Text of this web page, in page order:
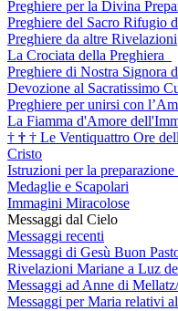
Preghiere per la Divina
Preghiere del Sacro Rifugio
Preghiere da altre Rivelazioni
La Crociata della Preghiera
Preghiere di Nostra Signora
Devozione al Sacratissimo
Preghiere per unirsi con
La Fiamma d'Amore
† † † Le Ventiquattro Ore
Cristo
Istruzioni per la
Medaglie e Scapolari
Immagini Miracolose
Messaggi dal Cielo
Messaggi recenti
Messaggi di Gesù Buon
Rivelazioni Mariane a Luz
Messaggi ad Anne di
Messaggi per Maria relativi